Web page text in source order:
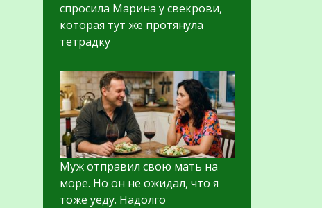
спросила Марина у свекрови,
которая тут же протянула
тетрадку
Муж отправил свою мать на
море. Но он не ожидал, что я
тоже уеду. Надолго